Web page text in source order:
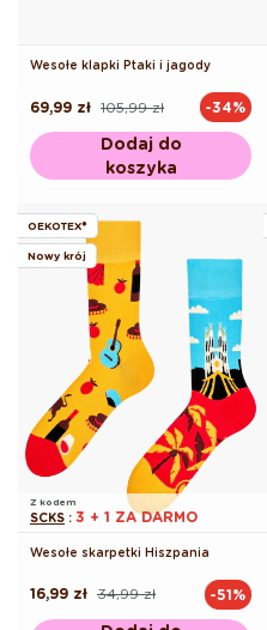
Wesołe klapki Ptaki i jagody
Cena
105,99 zł
Cena
69,99 zł -34%
Dodaj do
koszyka
OEKOTEX®
Nowy krój
Z kodem
SCKS : 3 + 1 ZA DARMO
Wesołe skarpetki Hiszpania
Cena
34,99 zł
Cena
16,99 zł -51%